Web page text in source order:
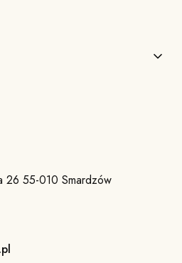
26 55-010 Smardzów